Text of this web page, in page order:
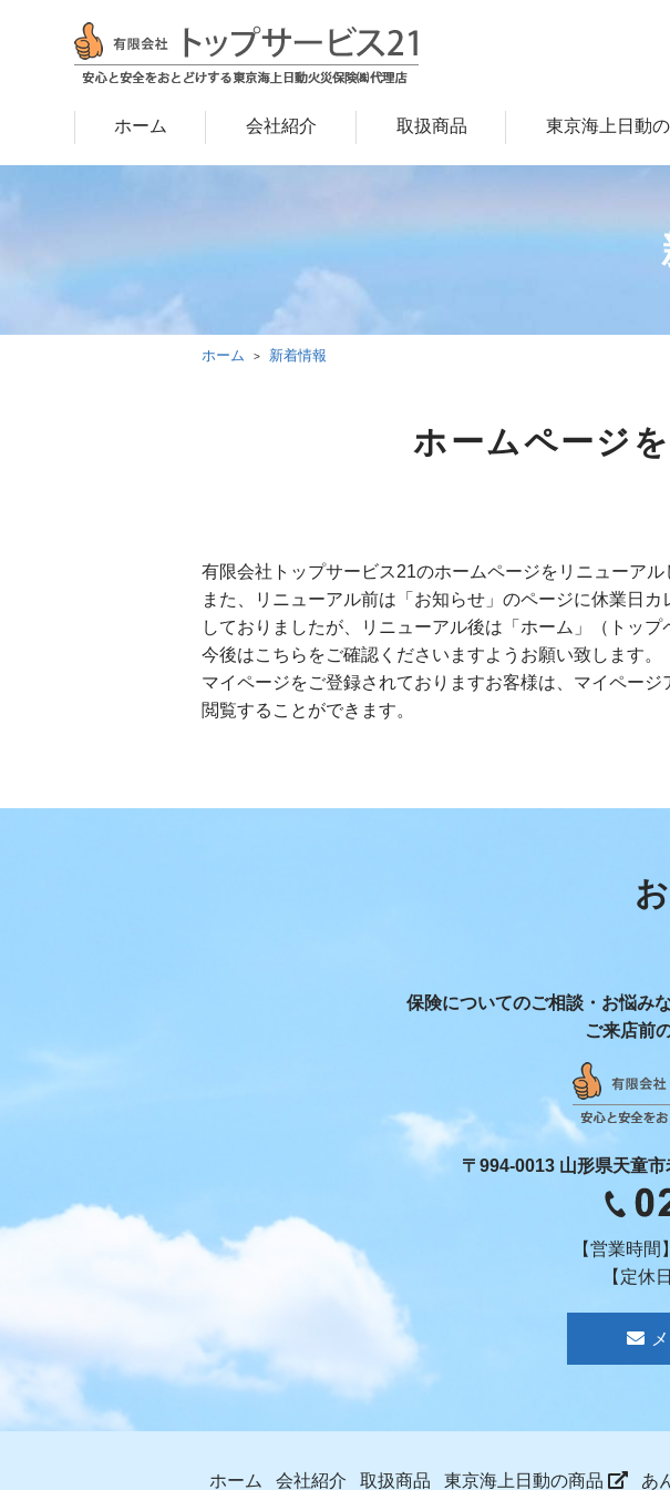
ホーム 会社紹介 取扱商品 東京海上日動
ホーム 新着情報
ホームページ
有限会社トップサービス21のホームページをリニューアル
また、リニューアル前は「お知らせ」のページに休業日
しておりましたが、リニューアル後は「ホーム」（トッ
今後はこちらをご確認くださいますようお願い致します。
マイページをご登録されておりますお客様は、マイペー
閲覧することができます。
保険についてのご相談・お悩み
ご来店前
〒994-0013 山形県天童
【営業時間
【定休
ホーム 会社紹介 取扱商品 東京海上日動の商品 あ